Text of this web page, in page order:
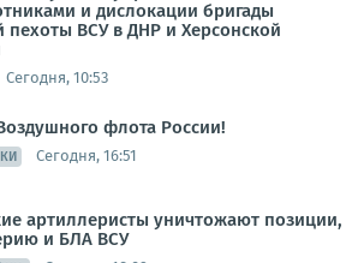
и дислокации бригады
пехоты ВСУ в ДНР и Херсонской
Сегодня, 10:53
флота России!
Сегодня, 16:51
артиллеристы уничтожают позиции,
и БЛА ВСУ